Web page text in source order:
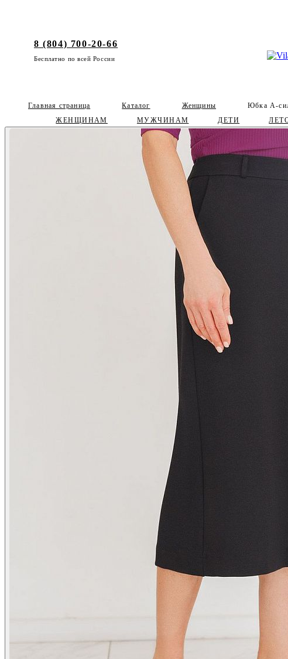
8 (804) 700-20-66
Бесплатно по всей России
ЖЕНЩИНАМ МУЖЧИНАМ ДЕТИ
Главная страница Каталог Женщины Юбка А-